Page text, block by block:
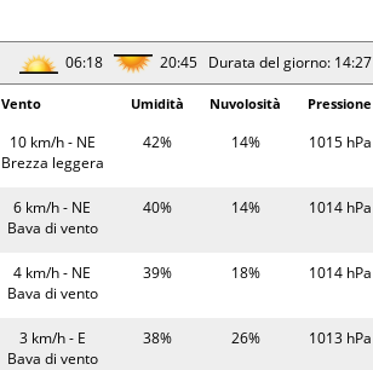
7 km/h - NE
Brezza leggera
1015 hPa
Vento
9 km/h - N
Brezza leggera
63% 1017 hPa
8 km/h - NE
Brezza leggera
65% 1018 hPa
4 km/h - SE
Bava di vento
40% 1017 hPa
06:18 20:45 Durata del giorno: 14:27
Vento Umidità Nuvolosità Pressione
10 km/h - NE
Brezza leggera
42% 14% 1015 hPa
6 km/h - NE
Bava di vento
40% 14% 1014 hPa
4 km/h - NE
Bava di vento
39% 18% 1014 hPa
3 km/h - E
Bava di vento
38% 26% 1013 hPa